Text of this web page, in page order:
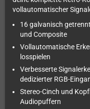
vollautomatischer
16 galvanisch
und Composite
Vollautomatische
losspielen
Verbesserte
dedizierter RGB-
Stereo-Cinch und
Audiopuffern